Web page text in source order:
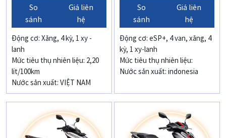
So
sánh
Giá liên
hệ
Động cơ: Xăng, 4 kỳ, 1 xy -
lanh
Mức tiêu thụ nhiên liệu: 2,20
lít/100km
Nước sản xuất: VIỆT NAM
So
sánh
Giá liên
hệ
Động cơ: eSP+, 4 van, xăng, 4
kỳ, 1 xy-lanh
Mức tiêu thụ nhiên liệu:
Nước sản xuất: indonesia